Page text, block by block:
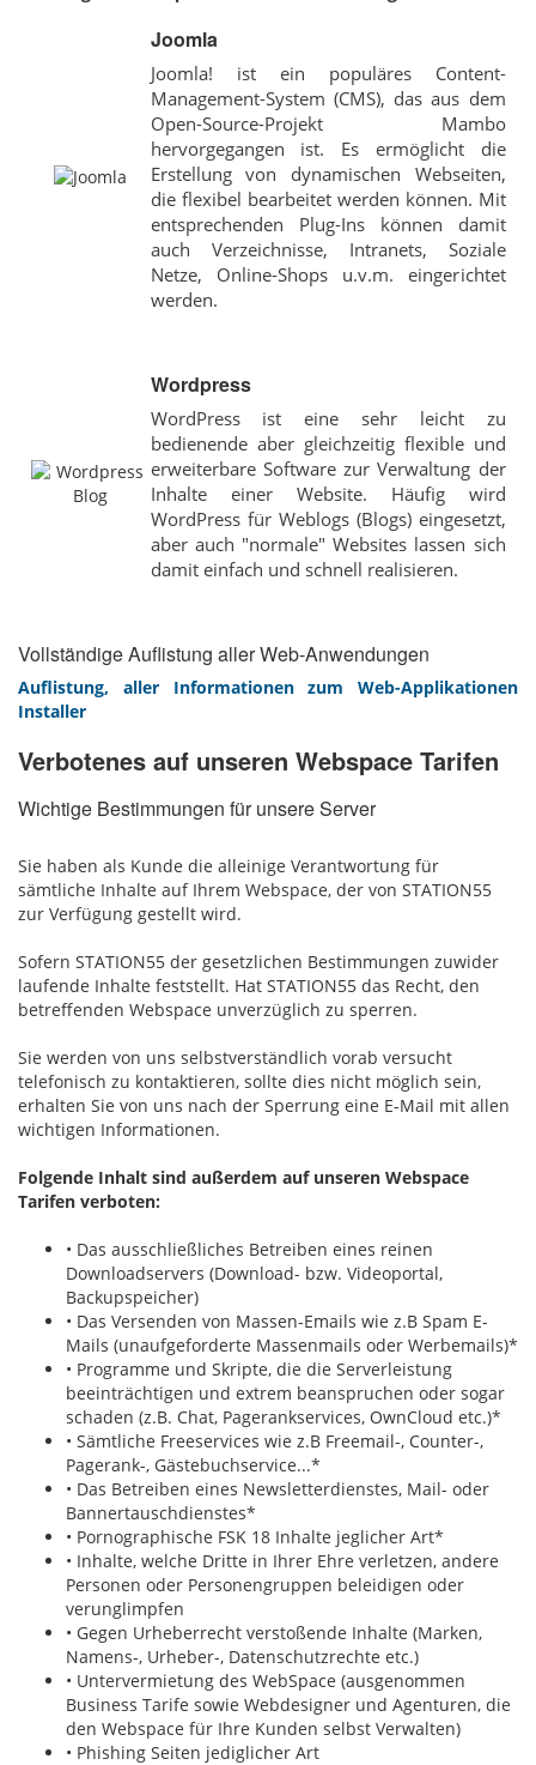
Joomla
Joomla! ist ein populäres Content-
Management-System (CMS), das aus dem
Open-Source-Projekt Mambo
hervorgegangen ist. Es ermöglicht die
Erstellung von dynamischen Webseiten,
die flexibel bearbeitet werden können. Mit
entsprechenden Plug-Ins können damit
auch Verzeichnisse, Intranets, Soziale
Netze, Online-Shops u.v.m. eingerichtet
werden.
Wordpress
WordPress ist eine sehr leicht zu
bedienende aber gleichzeitig flexible und
erweiterbare Software zur Verwaltung der
Inhalte einer Website. Häufig wird
WordPress für Weblogs (Blogs) eingesetzt,
aber auch "normale" Websites lassen sich
damit einfach und schnell realisieren.
Vollständige Auflistung aller Web-Anwendungen
Auflistung, aller Informationen zum Web-Applikationen
Installer
Verbotenes auf unseren Webspace Tarifen
Wichtige Bestimmungen für unsere Server
Sie haben als Kunde die alleinige Verantwortung für
sämtliche Inhalte auf Ihrem Webspace, der von STATION55
zur Verfügung gestellt wird.
Sofern STATION55 der gesetzlichen Bestimmungen zuwider
laufende Inhalte feststellt. Hat STATION55 das Recht, den
betreffenden Webspace unverzüglich zu sperren.
Sie werden von uns selbstverständlich vorab versucht
telefonisch zu kontaktieren, sollte dies nicht möglich sein,
erhalten Sie von uns nach der Sperrung eine E-Mail mit allen
wichtigen Informationen.
Folgende Inhalt sind außerdem auf unseren Webspace
Tarifen verboten:
• Das ausschließliches Betreiben eines reinen
Downloadservers (Download- bzw. Videoportal,
Backupspeicher)
• Das Versenden von Massen-Emails wie z.B Spam E-
Mails (unaufgeforderte Massenmails oder Werbemails)*
• Programme und Skripte, die die Serverleistung
beeinträchtigen und extrem beanspruchen oder sogar
schaden (z.B. Chat, Pagerankservices, OwnCloud etc.)*
• Sämtliche Freeservices wie z.B Freemail-, Counter-,
Pagerank-, Gästebuchservice...*
• Das Betreiben eines Newsletterdienstes, Mail- oder
Bannertauschdienstes*
• Pornographische FSK 18 Inhalte jeglicher Art*
• Inhalte, welche Dritte in Ihrer Ehre verletzen, andere
Personen oder Personengruppen beleidigen oder
verunglimpfen
• Gegen Urheberrecht verstoßende Inhalte (Marken,
Namens-, Urheber-, Datenschutzrechte etc.)
• Untervermietung des WebSpace (ausgenommen
Business Tarife sowie Webdesigner und Agenturen, die
den Webspace für Ihre Kunden selbst Verwalten)
• Phishing Seiten jediglicher Art